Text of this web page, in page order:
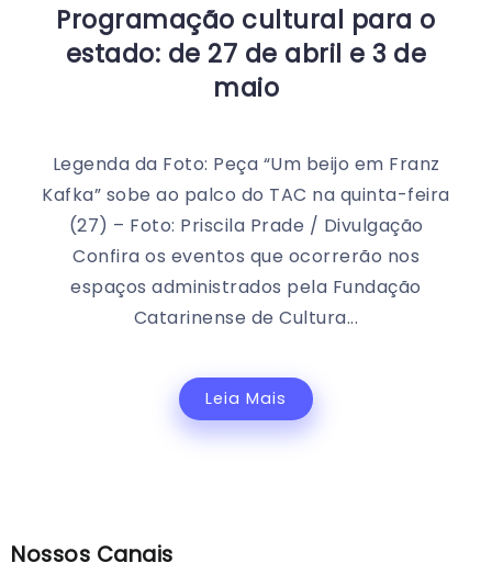
Programação cultural para o
estado: de 27 de abril e 3 de
maio
Legenda da Foto: Peça “Um beijo em Franz
Kafka” sobe ao palco do TAC na quinta-feira
(27) – Foto: Priscila Prade / Divulgação
Confira os eventos que ocorrerão nos
espaços administrados pela Fundação
Catarinense de Cultura...
Leia Mais
Nossos Canais